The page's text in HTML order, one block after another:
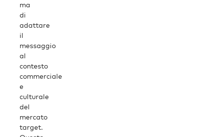
ma
di
adattare
il
messaggio
al
contesto
commerciale
e
culturale
del
mercato
target.